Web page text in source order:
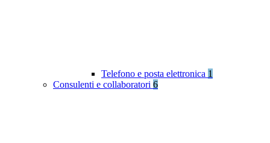
Telefono e posta elettronica 1
Consulenti e collaboratori 6